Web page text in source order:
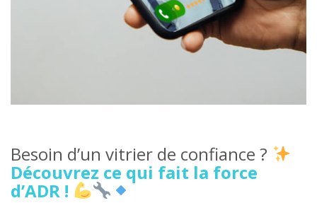
Besoin d’un vitrier de confiance ?
Découvrez ce qui fait la force
d’ADR !